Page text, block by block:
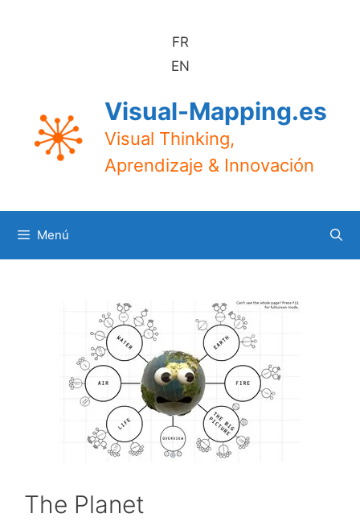
FR
EN
Visual-Mapping.es
Visual Thinking,
Aprendizaje & Innovación
Menú
The Planet